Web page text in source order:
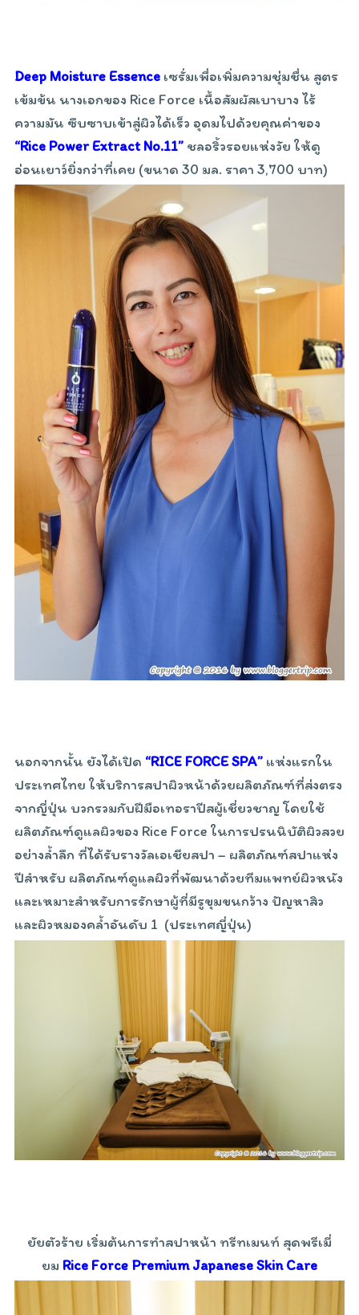
Deep Moisture Essence เซรั่มเพื่อเพิ่มความชุ่มชื่น สูตร
เข้มข้น นางเอกของ Rice Force เนื้อสัมผัสเบาบาง ไร้
ความมัน ซึบซาบเข้าสู่ผิวได้เร็ว อุดมไปด้วยคุณค่าของ
“Rice Power Extract No.11” ชลอริ้วรอยแห่งวัย ให้ดู
อ่อนเยาว์ยิ่งกว่าที่เคย (ขนาด 30 มล. ราคา 3,700 บาท)
นอกจากนั้น ยังได้เปิด “RICE FORCE SPA” แห่งแรกใน
ประเทศไทย ให้บริการสปาผิวหน้าด้วยผลิตภัณฑ์ที่ส่งตรง
จากญี่ปุ่น บวกรวมกับฝีมือเทอราปีสผู้เชี่ยวชาญ โดยใช้
ผลิตภัณฑ์ดูแลผิวของ Rice Force ในการปรนนิบัติผิวสวย
อย่างล้ำลึก ที่ได้รับรางวัลเอเชียสปา – ผลิตภัณฑ์สปาแห่ง
ปีสำหรับ ผลิตภัณฑ์ดูแลผิวที่พัฒนาด้วยทีมแพทย์ผิวหนัง
และเหมาะสำหรับการรักษาผู้ที่มีรูขุมขนกว้าง ปัญหาสิว
และผิวหมองคล้ำอันดับ 1 (ประเทศญี่ปุ่น)
ยัยตัวร้าย เริ่มต้นการทำสปาหน้า ทรีทเมนท์ สุดพรีเมี่
ยม Rice Force Premium Japanese Skin Care